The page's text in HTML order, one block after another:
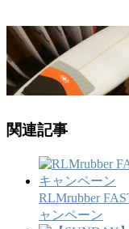
関連記事
RLMrubber
ャンペーン